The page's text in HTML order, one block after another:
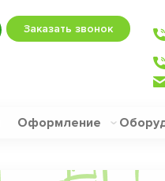
Заказать звонок
Оформление